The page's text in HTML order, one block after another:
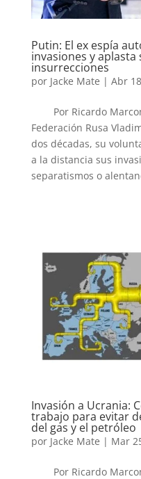
Putin: El ex espía
invasiones y
insurrecciones
por Jacke Mate | Abr
Por Ricardo
Federación Rusa
dos décadas, su
a la distancia sus
separatismos o
Invasión a Ucrania:
trabajo para evitar
del gas y el petróleo
por Jacke Mate | Mar
Por Ricardo